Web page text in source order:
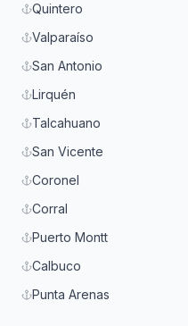
Quintero
Valparaíso
San Antonio
Lirquén
Talcahuano
San Vicente
Coronel
Corral
Puerto Montt
Calbuco
Punta Arenas